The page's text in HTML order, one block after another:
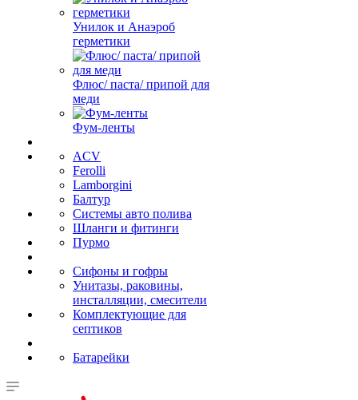
Унилок и Анаэроб
герметики
Флюс/ паста/ припой для
меди
Фум-ленты
ACV
Ferolli
Lamborgini
Балтур
Системы авто полива
Шланги и фитинги
Пурмо
Сифоны и гофры
Унитазы, раковины,
инсталляции, смесители
Комплектующие для
септиков
Батарейки